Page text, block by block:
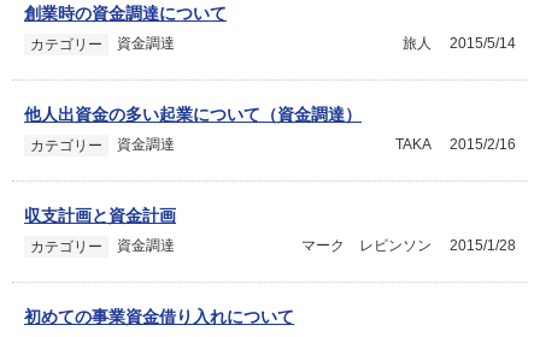
創業時の資金調達について
カテゴリー 資金調達 2015/5/14
旅人
他人出資金の多い起業について（資金調達）
カテゴリー 資金調達 2015/2/16
TAKA
収支計画と資金計画
カテゴリー 資金調達 2015/1/28
マーク レビンソン
初めての事業資金借り入れについて